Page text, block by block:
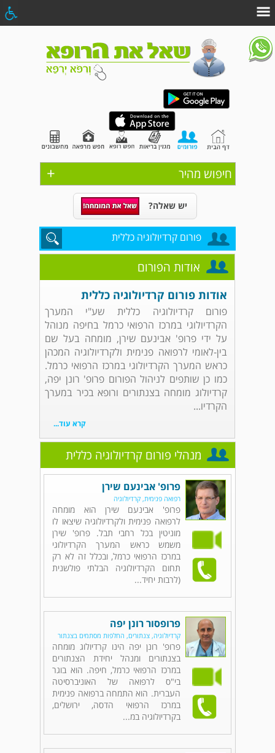
+ חיפוש מהיר
יש שאלה?
פורום קרדיולוגיה כללית
אודות הפורום
אודות פורום קרדיולוגיה כללית
פורום קרדיולוגיה כללית שע"י המערך
הקרדיולוגי במרכז הרפואי כרמל בחיפה מנוהל
על ידי פרופ' אבינעם שירן, מומחה בעל שם
בין-לאומי לרפואה פנימית ולקרדיולוגיה המכהן
כראש המערך הקרדיולוגי במרכז הרפואי כרמל.
כמו כן שותפים לניהול הפורום פרופ' רונן יפה,
קרדיולוג מומחה בצנתורים ורופא בכיר במערך
הקרדיו...
קרא עוד...
מנהלי פורום קרדיולוגיה כללית
פרופ' אבינעם שירן
רפואה פנימית, קרדיולוגיה
פרופ' אבינעם שירן הוא מומחה
לרפואה פנימית ולקרדיולוגיה שיצאו לו
מוניטין בכל רחבי תבל. פרופ' שירן
משמש כראש המערך הקרדיולוגי
במרכז הרפואי כרמל, ובכלל זה לא רק
תחום הקרדיולוגיה הבלתי פולשנית
(לרבות יחיד...
פרופסור רונן יפה
קרדיולוגיה, צנתורים, החלפות מסתמים בצנתור
פרופ' רונן יפה הינו קרדיולוג מומחה
בצנתורים ומנהל יחידת הצנתורים
במרכז הרפואי כרמל, חיפה. הוא בוגר
בי"ס לרפואה של האוניברסיטה
העברית. הוא התמחה ברפואה פנימית
במרכז הרפואי הדסה, ירושלים,
בקרדיולוגיה במ...